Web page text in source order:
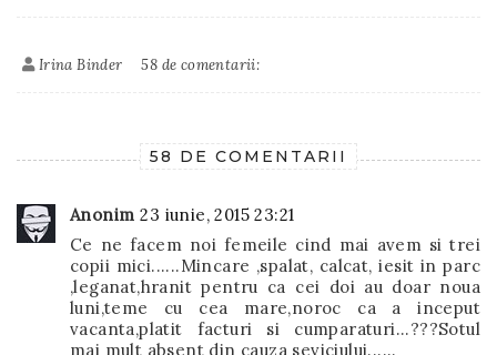
Irina Binder 58 de comentarii:
58 DE COMENTARII
Anonim 23 iunie, 2015 23:21
Ce ne facem noi femeile cind mai avem si trei
copii mici......Mincare ,spalat, calcat, iesit in parc
,leganat,hranit pentru ca cei doi au doar noua
luni,teme cu cea mare,noroc ca a inceput
vacanta,platit facturi si cumparaturi...???Sotul
mai mult absent din cauza seviciului......